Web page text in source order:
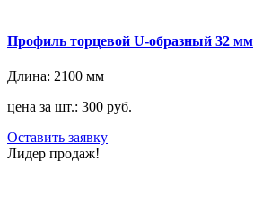
Профиль торцевой U-образный 32 мм
Длина: 2100 мм
цена за шт.: 300 руб.
Оставить заявку
Лидер продаж!